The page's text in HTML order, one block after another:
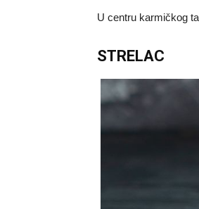
U centru karmičkog
STRELAC